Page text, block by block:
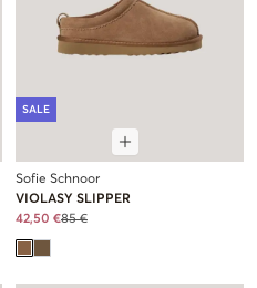
SALE
Sofie Schnoor
VIOLASY SLIPPER
42,50 €85 €